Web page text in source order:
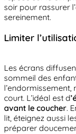
soir pour rassurer
sereinement.
Limiter
Les écrans
sommeil des
l’endormissement,
court. L’idéal est d
avant le coucher.
lit, éteignez aussi
préparer